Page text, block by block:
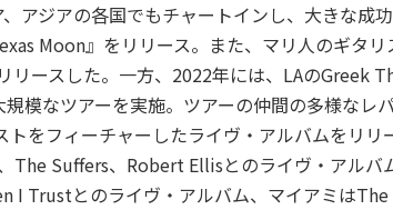
アジアの各国でもチャートインし、大きな
Moon』をリリース。また、マリ人のギタ
リースした。一方、2022年には、LAのGreek
模なツアーを実施。ツアーの仲間の多様な
トをフィーチャーしたライヴ・アルバムをリ
The Suffers、Robert Ellisとのライヴ・アル
I Trustとのライヴ・アルバム、マイアミは